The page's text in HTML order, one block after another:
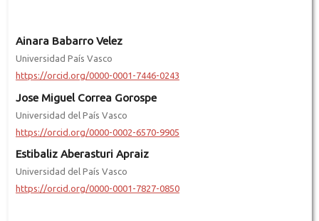
Ainara Babarro Velez
Universidad País Vasco
https://orcid.org/0000-0001-7446-0243
Jose Miguel Correa Gorospe
Universidad del País Vasco
https://orcid.org/0000-0002-6570-9905
Estibaliz Aberasturi Apraiz
Universidad del País Vasco
https://orcid.org/0000-0001-7827-0850